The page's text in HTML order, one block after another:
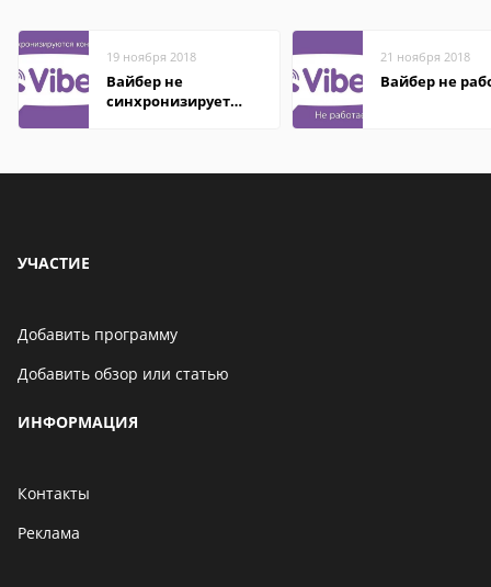
19 ноября 2018
Вайбер не
синхронизирует
21 ноября 2018
Вайбер не
УЧАСТИЕ
Добавить программу
Добавить обзор или статью
ИНФОРМАЦИЯ
Контакты
Реклама